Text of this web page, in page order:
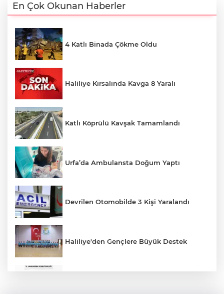
En Çok Okunan Haberler
4 Katlı Binada Çökme Oldu
Haliliye Kırsalında Kavga 8 Yaralı
Katlı Köprülü Kavşak Tamamlandı
Urfa’da Ambulansta Doğum Yaptı
Devrilen Otomobilde 3 Kişi Yaralandı
Haliliye'den Gençlere Büyük Destek